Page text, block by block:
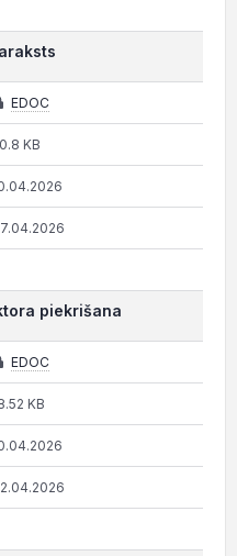
EDOC
KB
piekrišana
EDOC
KB